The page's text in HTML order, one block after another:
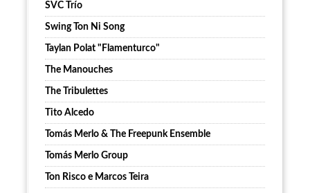
SVC Trío
Swing Ton Ni Song
Taylan Polat "Flamenturco"
The Manouches
The Tribulettes
Tito Alcedo
Tomás Merlo & The Freepunk Ensemble
Tomás Merlo Group
Ton Risco e Marcos Teira